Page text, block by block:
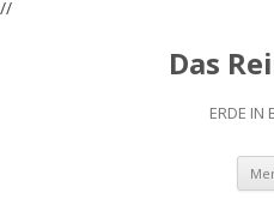
//
Das
ERDE IN